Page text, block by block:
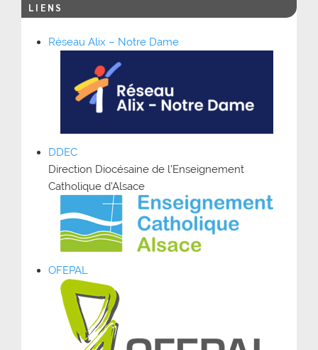
LIENS
Réseau Alix – Notre Dame
DDEC
Direction Diocésaine de l’Enseignement
Catholique d’Alsace
OFEPAL